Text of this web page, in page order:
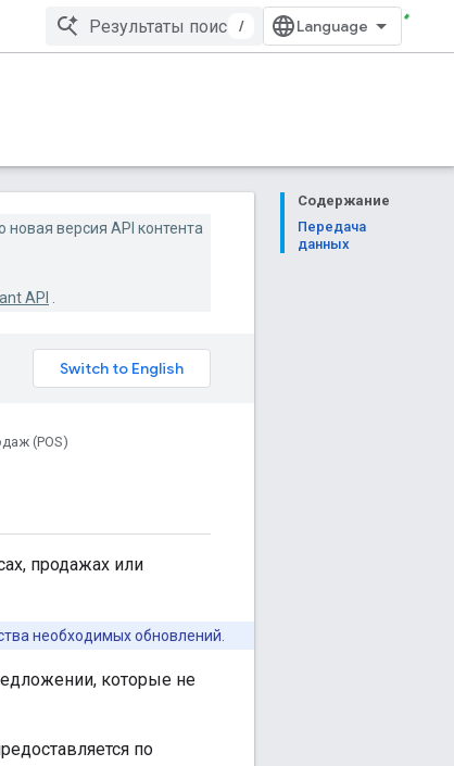
/
Содержание
Передача
данных
новая версия API контента
API
(POS)
продажах или
необходимых обновлений.
которые не
по